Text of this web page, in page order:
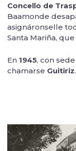
Concello de
Baamonde
asignáronselle
Santa Mariña,
En 1945, con
chamarse Guitiriz.